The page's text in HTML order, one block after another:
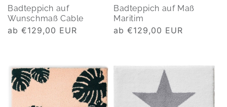
Badteppich auf
Wunschmaß Cable
Normaler
ab €129,00 EUR
Badteppich auf Maß
Maritim
Normaler
ab €129,00 EUR